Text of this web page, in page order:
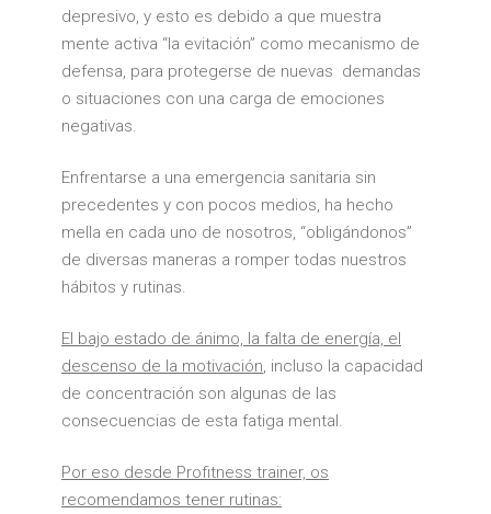
depresivo, y esto es debido a que muestra
mente activa “la evitación” como mecanismo de
defensa, para protegerse de nuevas demandas
o situaciones con una carga de emociones
negativas.
Enfrentarse a una emergencia sanitaria sin
precedentes y con pocos medios, ha hecho
mella en cada uno de nosotros, “obligándonos”
de diversas maneras a romper todas nuestros
hábitos y rutinas.
El bajo estado de ánimo, la falta de energía, el
descenso de la motivación, incluso la capacidad
de concentración son algunas de las
consecuencias de esta fatiga mental.
Por eso desde Profitness trainer, os
recomendamos tener rutinas: